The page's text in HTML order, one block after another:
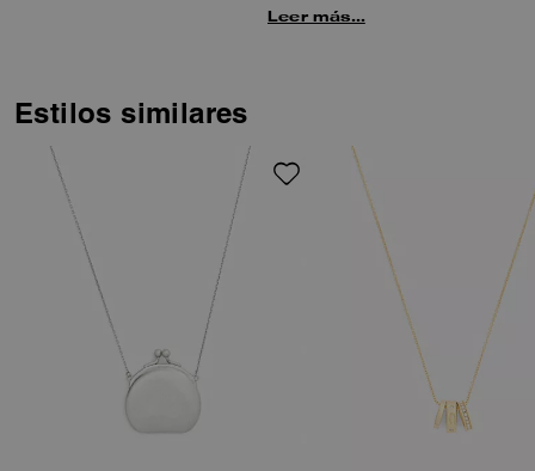
destellos de cristales brillantes.
Leer más…
Estilos similares